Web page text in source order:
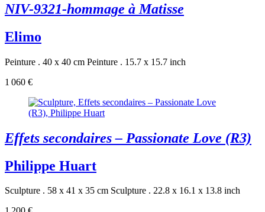
NIV-9321-hommage à Matisse
Elimo
Peinture . 40 x 40 cm Peinture . 15.7 x 15.7 inch
1 060 €
Effets secondaires – Passionate Love (R3)
Philippe Huart
Sculpture . 58 x 41 x 35 cm Sculpture . 22.8 x 16.1 x 13.8 inch